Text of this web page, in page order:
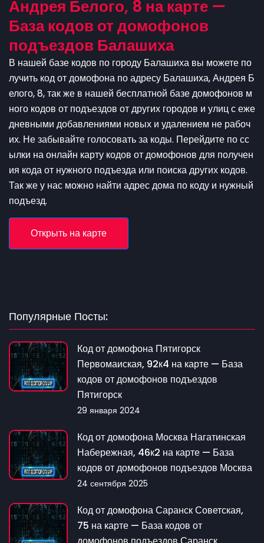
Андрея Белого, 8 на карте —
База кодов от домофонов
подъездов Балашиха
В нашей базе кодов по городу Балашиха вы можете по
лучить код от домофона по адресу Балашиха, Андрея Б
елого, 8, так же в нашей бесплатной базе домофонов м
ного кодов от подъездов от других городов и улиц с еже
дневными добавлениями новых и удалением не рабоч
их. Не забывайте голосовать за коды. Перейдите по сс
ылки на онлайн карту кодов от домофонов для получен
ия кода от нужного подъезда или поиска других кодов.
Так же у нас можно найти адрес дома по коду и нужный
подъезд.
Открыть на карте
Популярные Посты:
Код от домофона Пятигорск
Первомаиская, 92к4 на карте — База
кодов от домофонов подъездов
Пятигорск
29 января 2024
Код от домофона Москва Нагатинская
Набережная, 46к2 на карте — База
кодов от домофонов подъездов Москва
24 сентября 2025
Код от домофона Саранск Советская,
75 на карте — База кодов от